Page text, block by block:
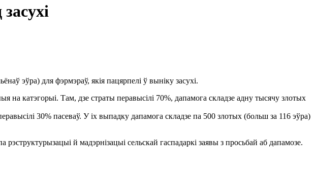
эўра) для фэрмэраў, якія пацярпелі ў выніку засухі.
катэгорыі. Там, дзе страты перавысілі 70%, дапамога складзе адну тысячу злотых
30% пасеваў. У іх выпадку дапамога складзе па 500 злотых (больш за 116 эўра)
й мадэрнізацыі сельскай гаспадаркі заявы з просьбай аб дапамозе.